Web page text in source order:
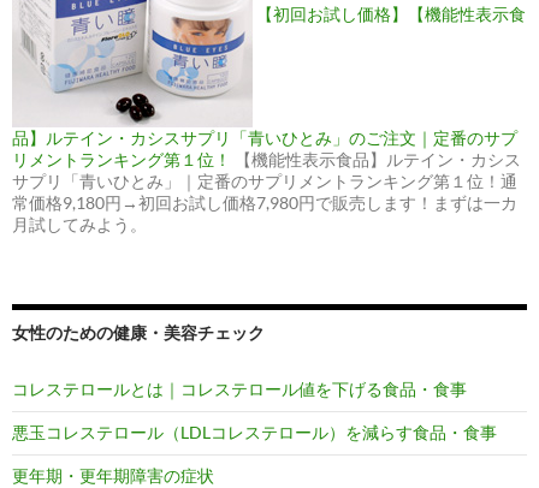
【初回お試し価格】【機能性表示食
品】ルテイン・カシスサプリ「青いひとみ」のご注文｜定番のサプ
リメントランキング第１位！
【機能性表示食品】ルテイン・カシス
サプリ「青いひとみ」｜定番のサプリメントランキング第１位！通
常価格9,180円→初回お試し価格7,980円で販売します！まずは一カ
月試してみよう。
女性のための健康・美容チェック
コレステロールとは｜コレステロール値を下げる食品・食事
悪玉コレステロール（LDLコレステロール）を減らす食品・食事
更年期・更年期障害の症状